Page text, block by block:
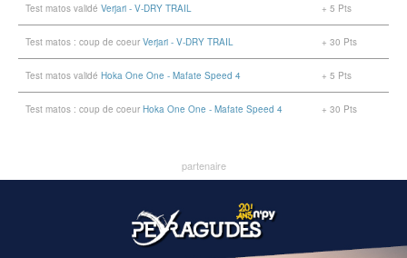
Test matos validé Verjari - V-DRY TRAIL + 5 Pts
Test matos : coup de coeur Verjari - V-DRY TRAIL + 30 Pts
Test matos validé Hoka One One - Mafate Speed 4 + 5 Pts
Test matos : coup de coeur Hoka One One - Mafate Speed 4 + 30 Pts